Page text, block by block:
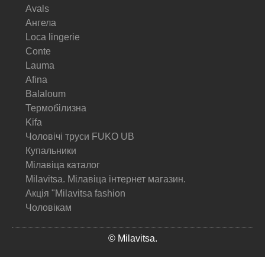
Avals
Ангела
Loca lingerie
Conte
Lauma
Afina
Balaloum
Термобілизна
Kifa
Чоловічі труси FUKO UB
Купальники
Мілавіца каталог
Milavitsa. Мілавіца інтернет магазин.
Акція "Milavitsa fashion
Чоловікам
© Milavitsa.